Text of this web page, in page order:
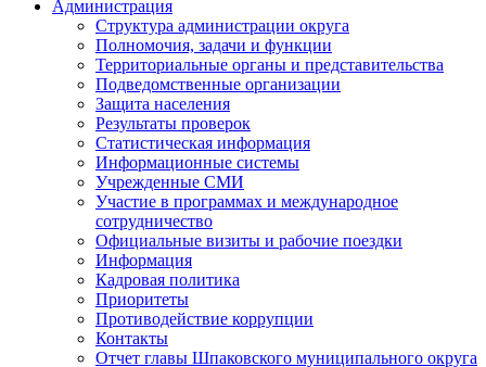
Администрация
Структура администрации округа
Полномочия, задачи и функции
Территориальные органы и представительства
Подведомственные организации
Защита населения
Результаты проверок
Статистическая информация
Информационные системы
Учрежденные СМИ
Участие в программах и международное
сотрудничество
Официальные визиты и рабочие поездки
Информация
Кадровая политика
Приоритеты
Противодействие коррупции
Контакты
Отчет главы Шпаковского муниципального округа